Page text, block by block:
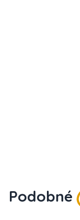
Podobné